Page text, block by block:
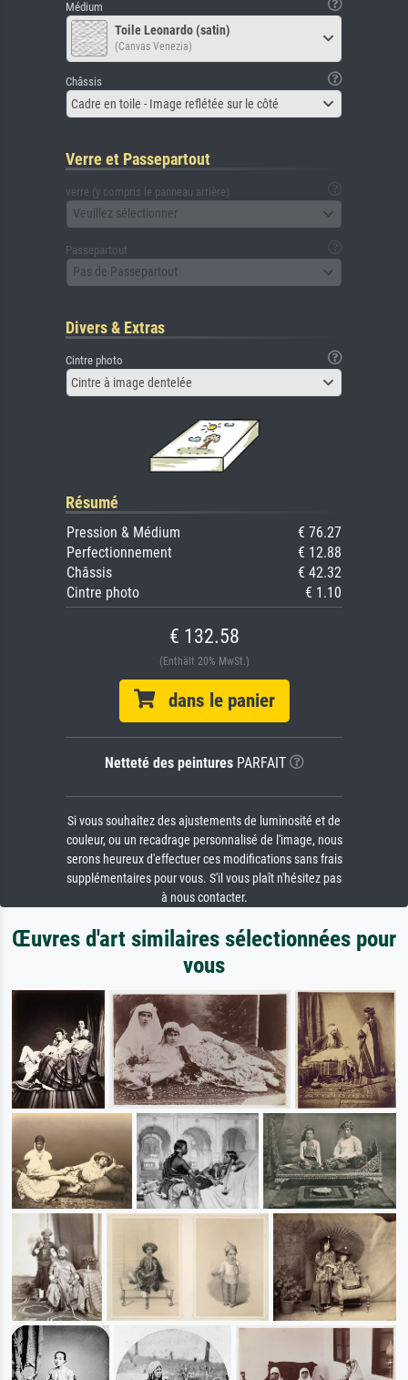
Médium
Toile Leonardo (satin)
(Canvas Venezia)
Châssis
Cadre en toile - Image reflétée sur le côté
Verre et Passepartout
verre (y compris le panneau arrière)
Veuillez sélectionner
Passepartout
Pas de Passepartout
Divers & Extras
Cintre photo
Cintre à image dentelée
Résumé
Pression & Médium
€ 76.27
Perfectionnement
€ 12.88
Châssis
€ 42.32
Cintre photo
€ 1.10
€ 132.58
(Enthält 20% MwSt.)
dans le panier
Netteté des peinturesPARFAIT
Si vous souhaitez des ajustements de luminosité et de
couleur, ou un recadrage personnalisé de l'image, nous
serons heureux d'effectuer ces modifications sans frais
supplémentaires pour vous. S'il vous plaît n'hésitez pas
à nous contacter.
Œuvres d'art similaires sélectionnées pour
vous